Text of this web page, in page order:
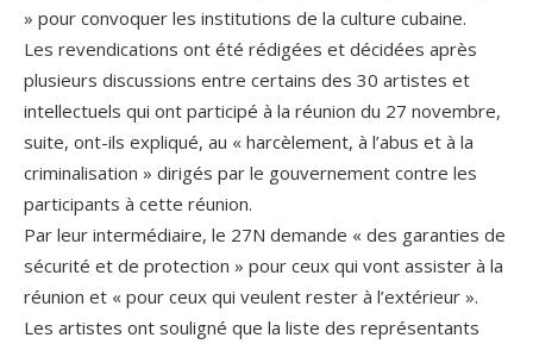
» pour convoquer les institutions de la culture cubaine.
Les revendications ont été rédigées et décidées après
plusieurs discussions entre certains des 30 artistes et
intellectuels qui ont participé à la réunion du 27 novembre,
suite, ont-ils expliqué, au « harcèlement, à l’abus et à la
criminalisation » dirigés par le gouvernement contre les
participants à cette réunion.
Par leur intermédiaire, le 27N demande « des garanties de
sécurité et de protection » pour ceux qui vont assister à la
réunion et « pour ceux qui veulent rester à l’extérieur ».
Les artistes ont souligné que la liste des représentants